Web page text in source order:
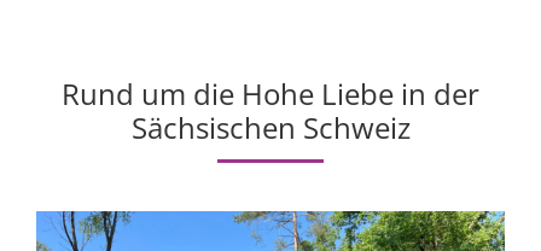
Rund um die Hohe Liebe in der
Sächsischen Schweiz